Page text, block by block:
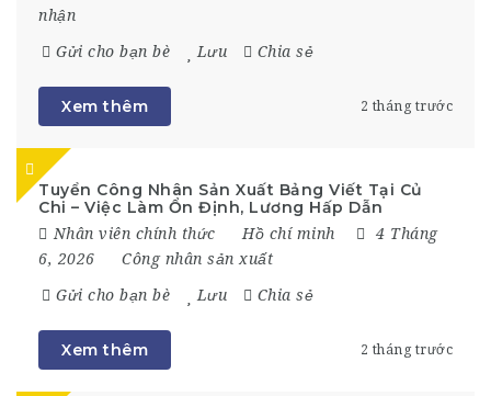
nhận
Gửi cho bạn bè Lưu Chia sẻ
Xem thêm 2 tháng trước
Tuyển Công Nhân Sản Xuất Bảng Viết Tại Củ
Chi – Việc Làm Ổn Định, Lương Hấp Dẫn
Nhân viên chính thức Hồ chí minh
4 Tháng
6, 2026
Công nhân sản xuất
Gửi cho bạn bè Lưu Chia sẻ
Xem thêm 2 tháng trước